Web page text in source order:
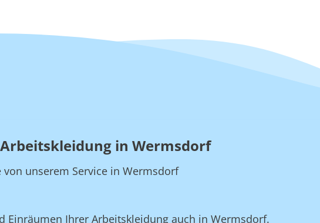
in Wermsdorf
unserem Service in Wermsdorf
Einräumen Ihrer Arbeitskleidung auch in Wermsdorf.